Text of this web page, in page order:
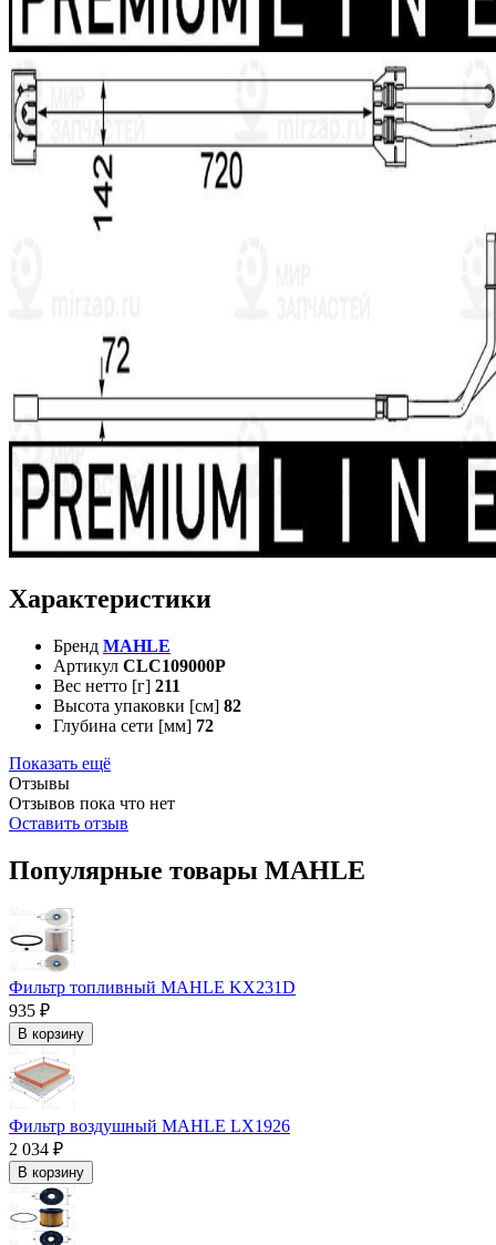
Характеристики
Бренд MAHLE
Артикул CLC109000P
Вес нетто [г] 211
Высота упаковки [см] 82
Глубина сети [мм] 72
Показать ещё
Отзывы
Отзывов пока что нет
Оставить отзыв
Популярные товары MAHLE
Фильтр топливный MAHLE KX231D
935 ₽
В корзину
Фильтр воздушный MAHLE LX1926
2 034 ₽
В корзину